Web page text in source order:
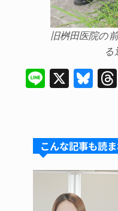
旧桝田医院の
る
Li
X
Bl
s
k
y
こんな記事も読ま